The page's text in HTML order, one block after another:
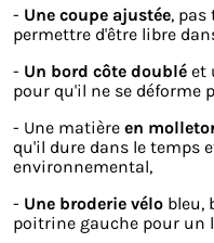
- Une coupe ajustée,
permettre d'être libre
- Un bord côte doublé et
pour qu'il ne se déforme
- Une matière en
qu'il dure dans le temps
environnemental,
- Une broderie vélo bleu,
poitrine gauche pour un